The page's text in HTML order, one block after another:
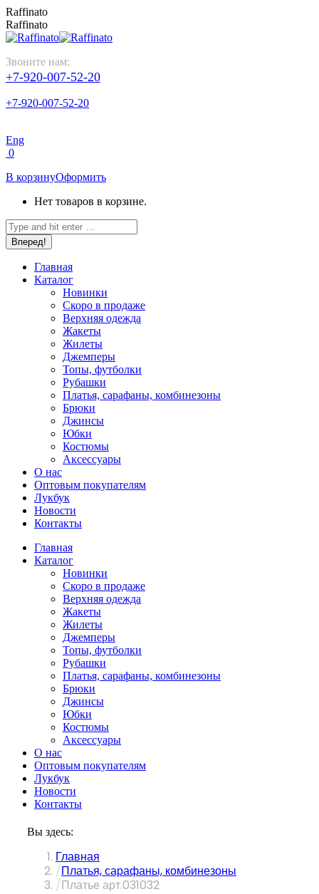
Перейти
к
содержанию
Raffinato
Raffinato
Звоните нам:
+7-920-007-52-20
+7-920-007-52-20
Eng
0
В корзинуОформить
Нет товаров в корзине.
Поиск:
Главная
Каталог
Новинки
Скоро в продаже
Верхняя одежда
Жакеты
Жилеты
Джемперы
Топы, футболки
Рубашки
Платья, сарафаны, комбинезоны
Брюки
Джинсы
Юбки
Костюмы
Аксессуары
О нас
Оптовым покупателям
Лукбук
Новости
Контакты
Главная
Каталог
Новинки
Скоро в продаже
Верхняя одежда
Жакеты
Жилеты
Джемперы
Топы, футболки
Рубашки
Платья, сарафаны, комбинезоны
Брюки
Джинсы
Юбки
Костюмы
Аксессуары
О нас
Оптовым покупателям
Лукбук
Новости
Контакты
Вы здесь:
Главная
Платья, сарафаны, комбинезоны
Платье арт.031032